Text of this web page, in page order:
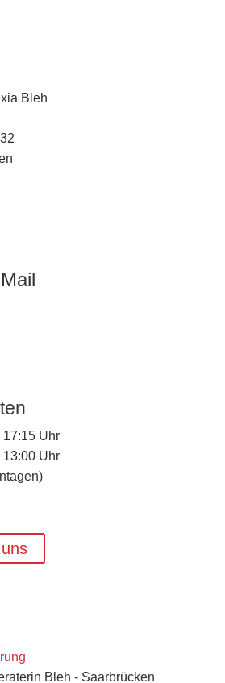
Bleh
17:15 Uhr
13:00 Uhr
Bleh - Saarbrücken